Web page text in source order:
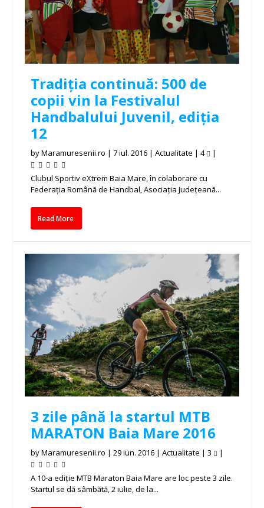
Tradiția continuă: 500 de
copii vin la Festivalul
Handbalului Juvenil, ediția
12
byMaramuresenii.ro |7 iul. 2016 |Actualitate |4 |
Clubul Sportiv eXtrem Baia Mare, în colaborare cu
Federația Română de Handbal, Asociația Județeană...
Read More
3 zile până la startul MTB
MARATON Baia Mare 2016
byMaramuresenii.ro |29 iun. 2016 |Actualitate |3 |
A 10-a ediție MTB Maraton Baia Mare are loc peste 3 zile.
Startul se dă sâmbătă, 2 iulie, de la...